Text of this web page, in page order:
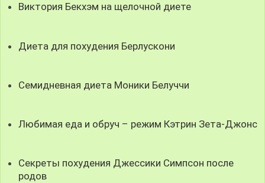
Виктория Бекхэм на щелочной диете
Диета для похудения Берлускони
Семидневная диета Моники Белуччи
Любимая еда и обруч – режим Кэтрин Зета-Джонс
Секреты похудения Джессики Симпсон после
родов